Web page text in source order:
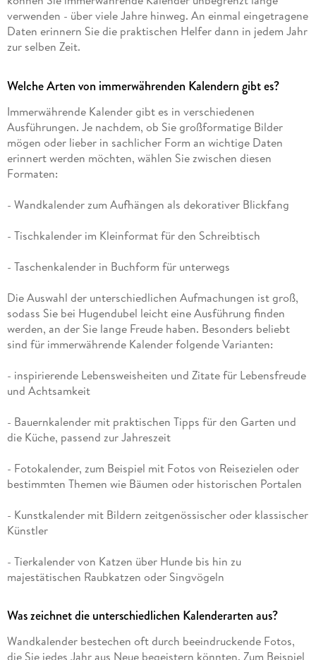
verwenden - über viele Jahre hinweg. An einmal eingetragene
Daten erinnern Sie die praktischen Helfer dann in jedem Jahr
zur selben Zeit.
Welche Arten von immerwährenden Kalendern gibt es?
Immerwährende Kalender gibt es in verschiedenen
Ausführungen. Je nachdem, ob Sie großformatige Bilder
mögen oder lieber in sachlicher Form an wichtige Daten
erinnert werden möchten, wählen Sie zwischen diesen
Formaten:
- Wandkalender zum Aufhängen als dekorativer Blickfang
- Tischkalender im Kleinformat für den Schreibtisch
- Taschenkalender in Buchform für unterwegs
Die Auswahl der unterschiedlichen Aufmachungen ist groß,
sodass Sie bei Hugendubel leicht eine Ausführung finden
werden, an der Sie lange Freude haben. Besonders beliebt
sind für immerwährende Kalender folgende Varianten:
- inspirierende Lebensweisheiten und Zitate für Lebensfreude
und Achtsamkeit
- Bauernkalender mit praktischen Tipps für den Garten und
die Küche, passend zur Jahreszeit
- Fotokalender, zum Beispiel mit Fotos von Reisezielen oder
bestimmten Themen wie Bäumen oder historischen Portalen
- Kunstkalender mit Bildern zeitgenössischer oder klassischer
Künstler
- Tierkalender von Katzen über Hunde bis hin zu
majestätischen Raubkatzen oder Singvögeln
Was zeichnet die unterschiedlichen Kalenderarten aus?
Wandkalender bestechen oft durch beeindruckende Fotos,
die Sie jedes Jahr aus Neue begeistern könnten. Zum Beispiel